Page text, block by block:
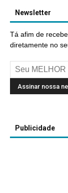
Newsletter
Tá afim de
diretamente no
Publicidade